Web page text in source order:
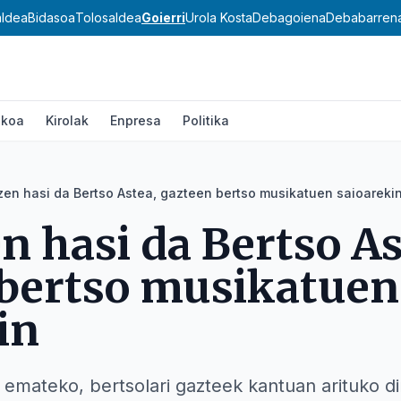
BidasoaTolosaldeaGoierriUrola KostaDebagoiena
Kirolak Enpresa Politika
hasi da Bertso Astea, gazteen bertso musikatuen saioarekin
hasi da Bertso
musikatuen
bertsolari gazteek kantuan arituko